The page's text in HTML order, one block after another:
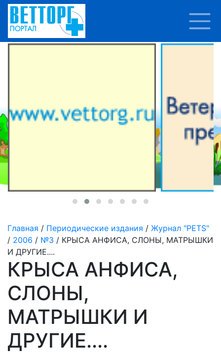
Главная / Периодические издания / Журнал "PETS"
/ 2006 / №3 / КРЫСА АНФИСА, СЛОНЫ, МАТРЫШКИ
И ДРУГИЕ....
КРЫСА АНФИСА,
СЛОНЫ,
МАТРЫШКИ И
ДРУГИЕ....